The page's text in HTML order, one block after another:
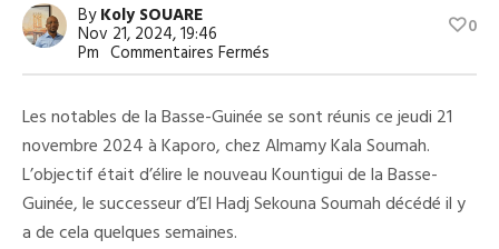
ByKoly SOUARE
Nov 21, 2024, 19:46
Pm Commentaires Fermés
Dernière
El
Hadj
Mamoudou
Camara,
Élu
Officiellement
0
Les notables de la Basse-Guinée se sont réunis ce jeudi 21
novembre 2024 à Kaporo, chez Almamy Kala Soumah.
L’objectif était d’élire le nouveau Kountigui de la Basse-
Guinée, le successeur d’El Hadj Sekouna Soumah décédé il y
a de cela quelques semaines.